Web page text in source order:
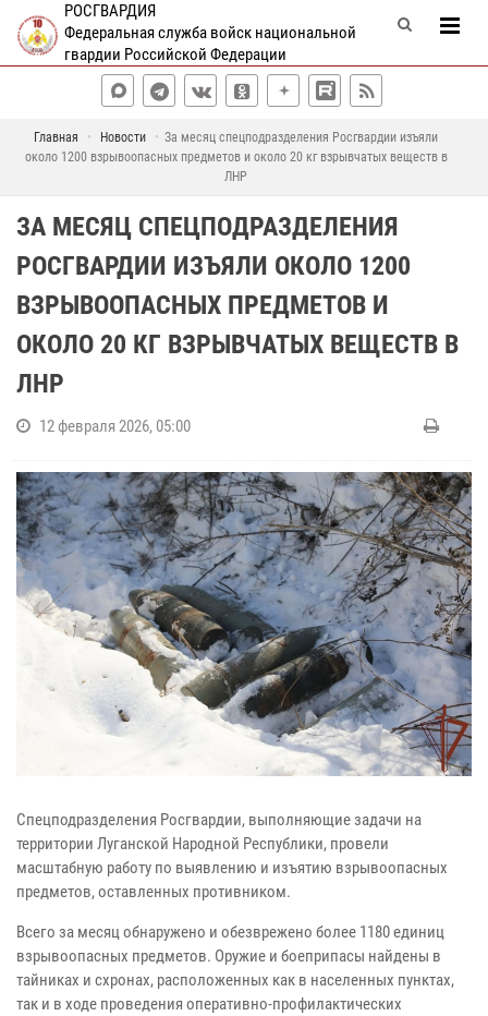
РОСГВАРДИЯ
Федеральная служба войск национальной
гвардии Российской Федерации
Главная Новости
За месяц спецподразделения Росгвардии изъяли
около 1200 взрывоопасных предметов и около 20 кг взрывчатых веществ в
ЛНР
ЗА МЕСЯЦ СПЕЦПОДРАЗДЕЛЕНИЯ
РОСГВАРДИИ ИЗЪЯЛИ ОКОЛО 1200
ВЗРЫВООПАСНЫХ ПРЕДМЕТОВ И
ОКОЛО 20 КГ ВЗРЫВЧАТЫХ ВЕЩЕСТВ В
ЛНР
12 февраля 2026, 05:00
Спецподразделения Росгвардии, выполняющие задачи на
территории Луганской Народной Республики, провели
масштабную работу по выявлению и изъятию взрывоопасных
предметов, оставленных противником.
Всего за месяц обнаружено и обезврежено более 1180 единиц
взрывоопасных предметов. Оружие и боеприпасы найдены в
тайниках и схронах, расположенных как в населенных пунктах,
так и в ходе проведения оперативно-профилактических